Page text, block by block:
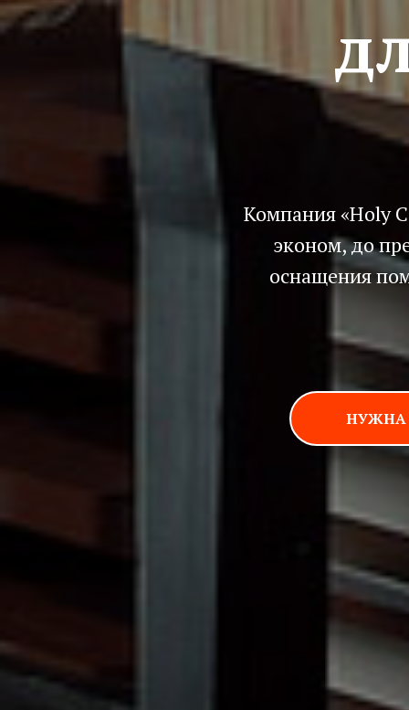
Компания «Holy
эконом, до
оснащения
НУЖНА